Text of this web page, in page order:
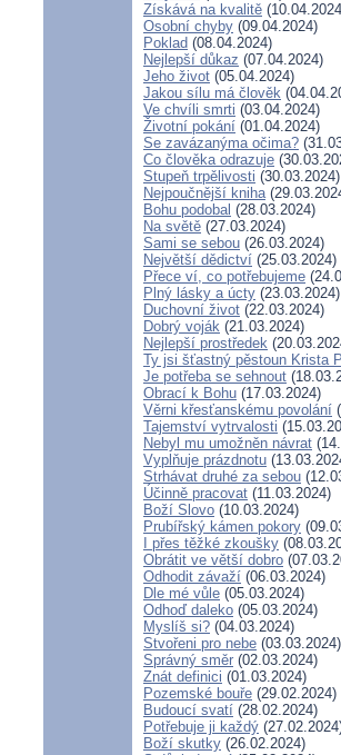
Získává na kvalitě
Osobní chyby (09.04.2024)
Poklad (08.04.2024)
Nejlepší důkaz (07.04.2024)
Jeho život (05.04.2024)
Jakou sílu má člověk
Ve chvíli smrti (03.04.2024)
Životní pokání (01.04.2024)
Se zavázanýma očima?
Co člověka odrazuje
Stupeň trpělivosti (30.03.2024)
Nejpoučnější kniha
Bohu podobal (28.03.2024)
Na světě (27.03.2024)
Sami se sebou (26.03.2024)
Největší dědictví (25.03.2024)
Přece ví, co potřebujeme
Plný lásky a úcty (23.03.2024)
Duchovní život (22.03.2024)
Dobrý voják (21.03.2024)
Nejlepší prostředek
Ty jsi šťastný pěstoun Krista
Je potřeba se sehnout
Obrací k Bohu (17.03.2024)
Věrni křesťanskému povolání
Tajemství vytrvalosti
Nebyl mu umožněn návrat
Vyplňuje prázdnotu
Strhávat druhé za sebou
Účinně pracovat (11.03.2024)
Boží Slovo (10.03.2024)
Prubířský kámen pokory
I přes těžké zkoušky
Obrátit ve větší dobro
Odhodit závaží (06.03.2024)
Dle mé vůle (05.03.2024)
Odhoď daleko (05.03.2024)
Myslíš si? (04.03.2024)
Stvořeni pro nebe (03.03.2024)
Správný směr (02.03.2024)
Znát definici (01.03.2024)
Pozemské bouře (29.02.2024)
Budoucí svatí (28.02.2024)
Potřebuje ji každý
Boží skutky (26.02.2024)